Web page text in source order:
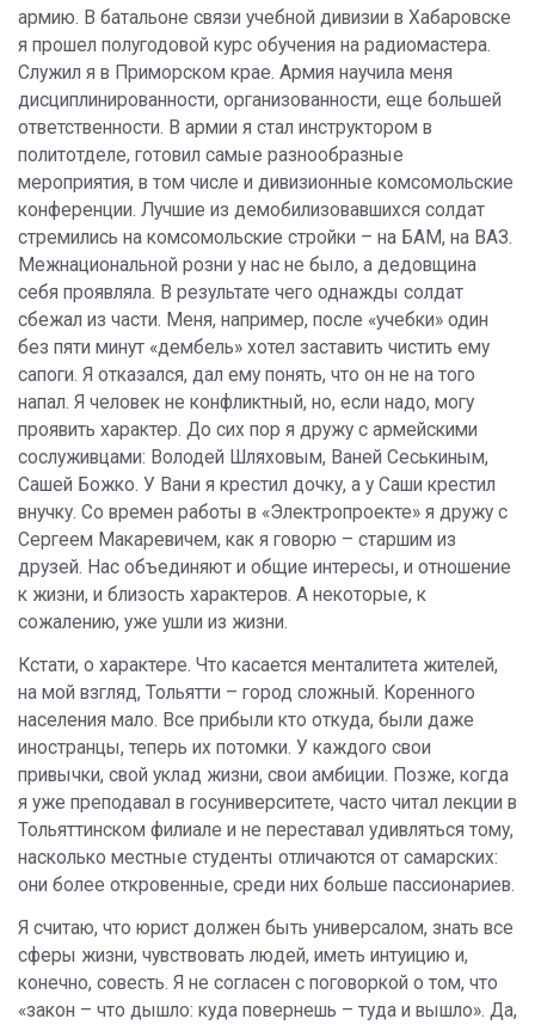
армию. В батальоне связи учебной дивизии в Хабаровске
я прошел полугодовой курс обучения на радиомастера.
Служил я в Приморском крае. Армия научила меня
дисциплинированности, организованности, еще большей
ответственности. В армии я стал инструктором в
политотделе, готовил самые разнообразные
мероприятия, в том числе и дивизионные комсомольские
конференции. Лучшие из демобилизовавшихся солдат
стремились на комсомольские стройки – на БАМ, на ВАЗ.
Межнациональной розни у нас не было, а дедовщина
себя проявляла. В результате чего однажды солдат
сбежал из части. Меня, например, после «учебки» один
без пяти минут «дембель» хотел заставить чистить ему
сапоги. Я отказался, дал ему понять, что он не на того
напал. Я человек не конфликтный, но, если надо, могу
проявить характер. До сих пор я дружу с армейскими
сослуживцами: Володей Шляховым, Ваней Сеськиным,
Сашей Божко. У Вани я крестил дочку, а у Саши крестил
внучку. Со времен работы в «Электропроекте» я дружу с
Сергеем Макаревичем, как я говорю – старшим из
друзей. Нас объединяют и общие интересы, и отношение
к жизни, и близость характеров. А некоторые, к
сожалению, уже ушли из жизни.
Кстати, о характере. Что касается менталитета жителей,
на мой взгляд, Тольятти – город сложный. Коренного
населения мало. Все прибыли кто откуда, были даже
иностранцы, теперь их потомки. У каждого свои
привычки, свой уклад жизни, свои амбиции. Позже, когда
я уже преподавал в госуниверситете, часто читал лекции в
Тольяттинском филиале и не переставал удивляться тому,
насколько местные студенты отличаются от самарских:
они более откровенные, среди них больше пассионариев.
Я считаю, что юрист должен быть универсалом, знать все
сферы жизни, чувствовать людей, иметь интуицию и,
конечно, совесть. Я не согласен с поговоркой о том, что
«закон – что дышло: куда повернешь – туда и вышло». Да,